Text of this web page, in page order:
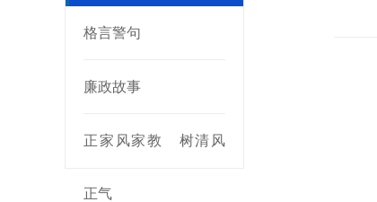
格言警句
廉政故事
正家风家教 树清风
正气